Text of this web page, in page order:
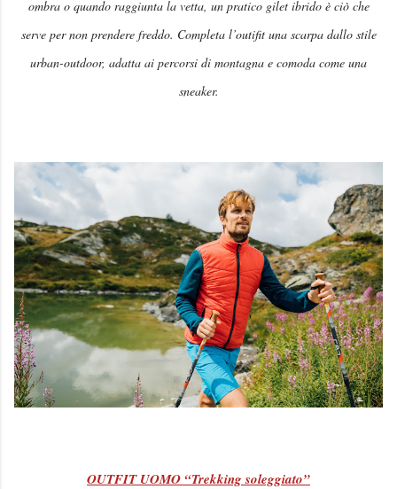
ombra o quando raggiunta la vetta, un pratico gilet ibrido è ciò che
serve per non prendere freddo. Completa l’outifit una scarpa dallo stile
urban-outdoor, adatta ai percorsi di montagna e comoda come una
sneaker.
OUTFIT UOMO “Trekking soleggiato”